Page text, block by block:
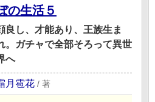
の生活５
良し、才能あり、王族生ま
。ガチャで全部そろって異世
へ
月雹花 / 著